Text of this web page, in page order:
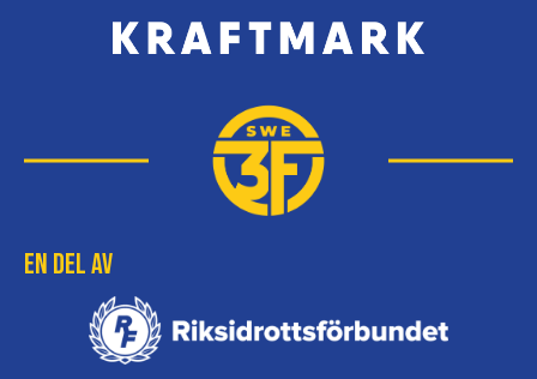
En del av